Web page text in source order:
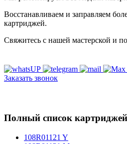
Восстанавливаем и заправляем
картриджей.
Свяжитесь с нашей мастерской и
Заказать звонок
Полный список
108R01121 Y